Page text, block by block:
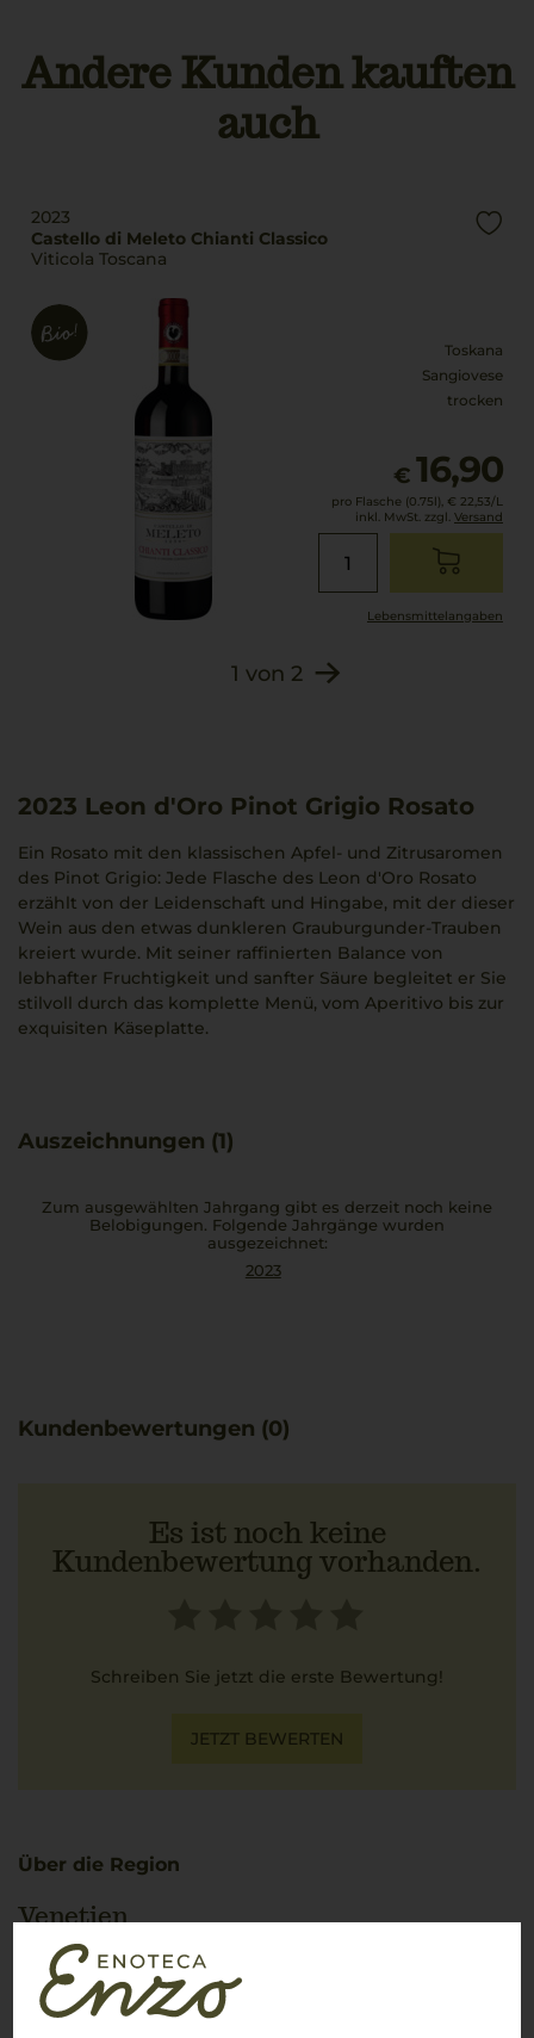
Andere Kunden kauften
auch
2023
Castello di Meleto Chianti Classico
Viticola Toscana
Toskana
Sangiovese
trocken
€ 16,90
pro Flasche (0.75l), € 22,53/L
inkl. MwSt. zzgl. Versand
Lebensmittel­angaben
1 von 2
2023 Leon d'Oro Pinot Grigio Rosato
Ein Rosato mit den klassischen Apfel- und Zitrusaromen
des Pinot Grigio: Jede Flasche des Leon d'Oro Rosato
erzählt von der Leidenschaft und Hingabe, mit der dieser
Wein aus den etwas dunkleren Grauburgunder-Trauben
kreiert wurde. Mit seiner raffinierten Balance von
lebhafter Fruchtigkeit und sanfter Säure begleitet er Sie
stilvoll durch das komplette Menü, vom Aperitivo bis zur
exquisiten Käseplatte.
Auszeichnungen (1)
Zum ausgewählten Jahrgang gibt es derzeit noch keine
Belobigungen. Folgende Jahrgänge wurden
ausgezeichnet:
2023
Kundenbewertungen (0)
Es ist noch keine
Kundenbewertung vorhanden.
Schreiben Sie jetzt die erste Bewertung!
JETZT BEWERTEN
Über die Region
Venetien
Zwischen Dolomiten und Adria – Venezianische Weinkultur in
Perfektion
Benvenuti inVeneto, einer Region, die für ihre